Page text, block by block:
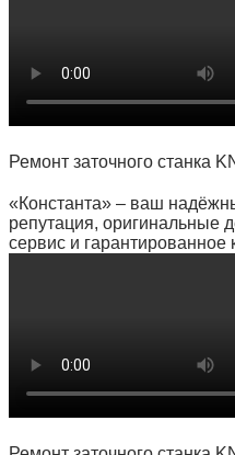
Ремонт заточного станка
«Константа» – ваш
репутация, оригинальные
сервис и гарантированное